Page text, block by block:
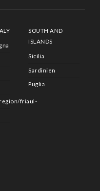
friaul-
SOUTH AND
ISLANDS
Sicilia
Sardinien
Puglia